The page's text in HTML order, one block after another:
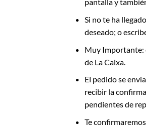
pantalla y
Si no te ha
deseado; o
Muy Importante:
de La Caixa.
El pedido se
recibir la
pendientes de
Te